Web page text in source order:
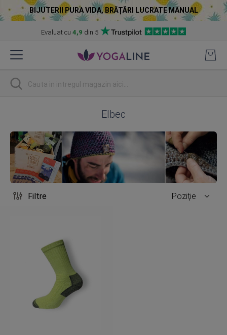
BIJUTERII PURA VIDA, BRĂȚĂRI LUCRATE MANUAL
Evaluat cu 4,9 din 5
to
Cautare
Elbec
Filtre Poziţie